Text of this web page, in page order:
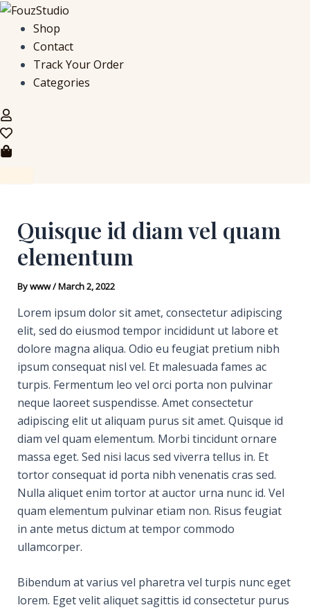
Skip
content
Shop
Contact
Track Your Order
Categories
Quisque id diam vel quam
elementum
Bywww/March 2, 2022
Lorem ipsum dolor sit amet, consectetur adipiscing
elit, sed do eiusmod tempor incididunt ut labore et
dolore magna aliqua. Odio eu feugiat pretium nibh
ipsum consequat nisl vel. Et malesuada fames ac
turpis. Fermentum leo vel orci porta non pulvinar
neque laoreet suspendisse. Amet consectetur
adipiscing elit ut aliquam purus sit amet. Quisque id
diam vel quam elementum. Morbi tincidunt ornare
massa eget. Sed nisi lacus sed viverra tellus in. Et
tortor consequat id porta nibh venenatis cras sed.
Nulla aliquet enim tortor at auctor urna nunc id. Vel
quam elementum pulvinar etiam non. Risus feugiat
in ante metus dictum at tempor commodo
ullamcorper.
Bibendum at varius vel pharetra vel turpis nunc eget
lorem. Eget velit aliquet sagittis id consectetur purus
Post
navigation